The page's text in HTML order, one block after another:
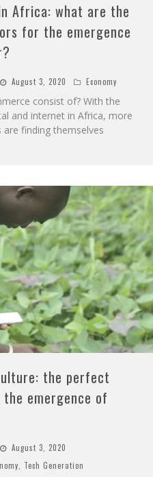
Africa: what are the
for the emergence
August 3, 2020 Economy
consist of? With the
and internet in Africa, more
finding themselves
the perfect
emergence of
August 3, 2020
Tech Generation